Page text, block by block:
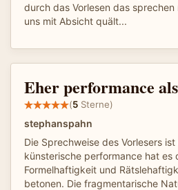
durch das Vorlesen das
uns mit Absicht quält...
Eher performance
(5 Sterne)
stephanspahn
Die Sprechweise des Vorlesers
künsterische performance hat es
Formelhaftigkeit und
betonen. Die fragmentarische